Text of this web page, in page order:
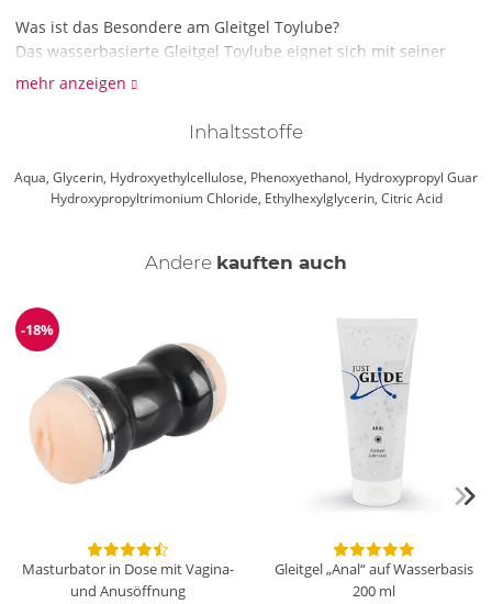
Was ist das Besondere am Gleitgel Toylube?
Das wasserbasierte Gleitgel Toylube eignet sich mit seiner
extra dickflüssigen Konsistenz nicht nur zur Gleitverstärkung
deiner Toys, es eignet sich auch hervorragend zum Training
mit Penispumpen, für gleitfreudigen Safer Sex mit Kondom
reibungslosen Verkehr. Die extra dickflüssige Konsistenz sorgt
dabei für sauberen und sicheren Umgang, denn es kleckert
mehr anzeigen
Inhaltsstoffe
Aqua, Glycerin, Hydroxyethylcellulose, Phenoxyethanol, Hydroxypropyl Guar
Hydroxypropyltrimonium Chloride, Ethylhexylglycerin, Citric Acid
Andere kauften auch
Reduzierung
-18%
Masturbator in Dose mit Vagina-
und Anusöffnung
Gleitgel „Anal“ auf Wasserbasis
200 ml